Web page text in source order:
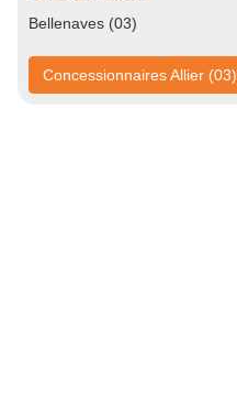
Bellenaves (03)
Concessionnaires Allier (03)